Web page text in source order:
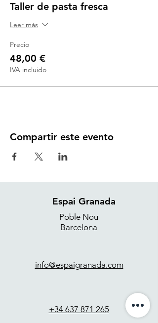
Taller de pasta fresca
Leer más
Precio
48,00 €
IVA incluido
Compartir este evento
Espai Granada
Poble Nou
Barcelona
info@espaigranada.com
+34 637 871 265